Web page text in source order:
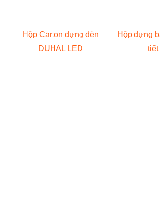
Hộp Carton đựng đèn
DUHAL LED
Hộp đựng
tiết